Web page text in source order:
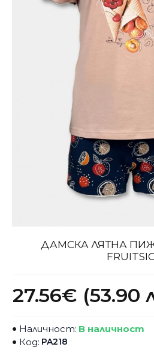
ДАМСКА ЛЯТНА
Наличност: В наличност
Код: PA218
27.56€ (53.90